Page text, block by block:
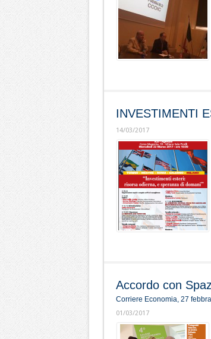
INVESTIMENTI
14/03/2017
Accordo con
Corriere Economia, 27
01/03/2017